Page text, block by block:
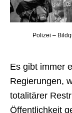
Polizei –
Es gibt immer
Regierungen,
totalitärer
Öffentlichkeit